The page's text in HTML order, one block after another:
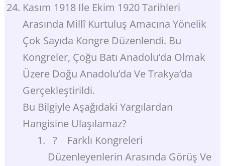
Kasım 1918 Ile Ekim 1920 Tarihleri
Arasında Millî Kurtuluş Amacına Yönelik
Çok Sayıda Kongre Düzenlendi. Bu
Kongreler, Çoğu Batı Anadolu’da Olmak
Üzere Doğu Anadolu’da Ve Trakya’da
Gerçekleştirildi.
Bu Bilgiyle Aşağıdaki Yargılardan
Hangisine Ulaşılamaz?
? Farklı Kongreleri
Düzenleyenlerin Arasında Görüş Ve